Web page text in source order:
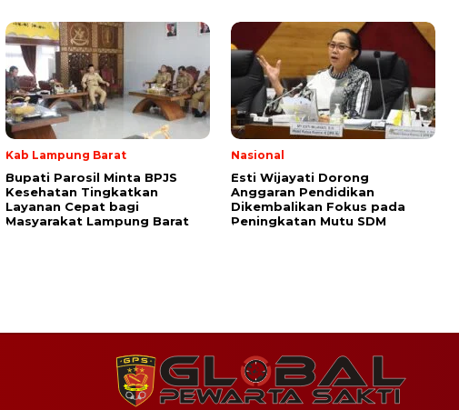
Kab Lampung Barat
Bupati Parosil Minta BPJS
Kesehatan Tingkatkan
Layanan Cepat bagi
Masyarakat Lampung Barat
Nasional
Esti Wijayati Dorong
Anggaran Pendidikan
Dikembalikan Fokus pada
Peningkatan Mutu SDM